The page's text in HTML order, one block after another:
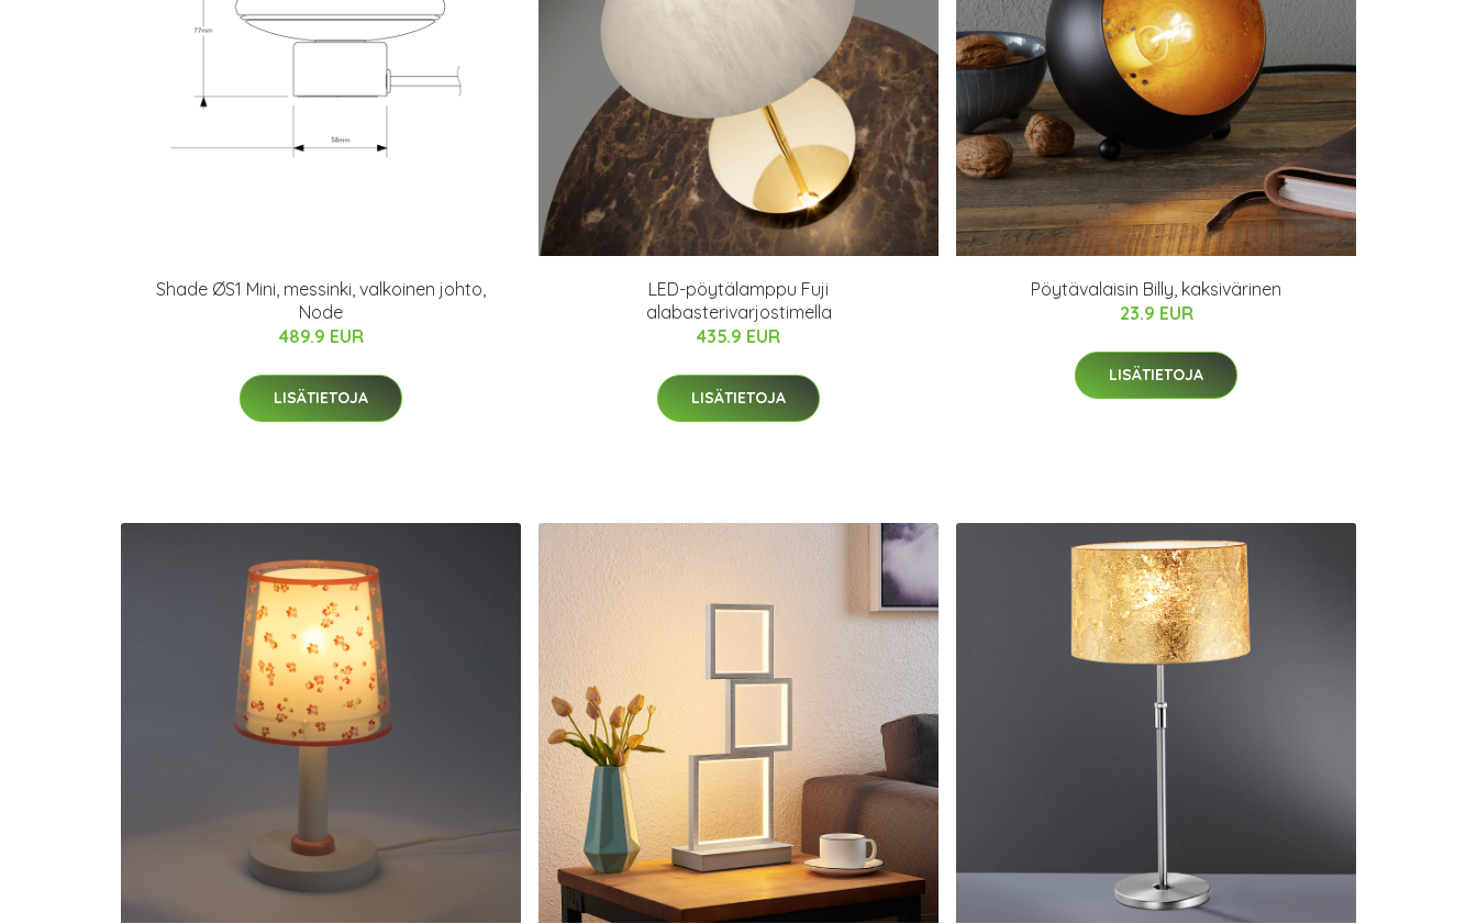
Shade ØS1 Mini, messinki, valkoinen johto,
Node
489.9 EUR
LISÄTIETOJA
LED-pöytälamppu Fuji
alabasterivarjostimella
435.9 EUR
LISÄTIETOJA
Pöytävalaisin Billy, kaksivärinen
23.9 EUR
LISÄTIETOJA